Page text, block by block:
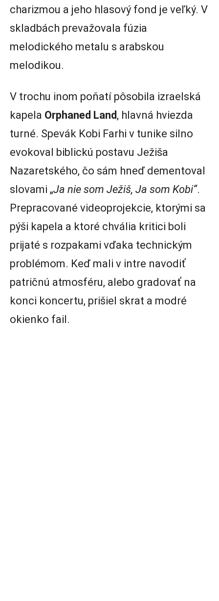
charizmou a jeho hlasový fond je veľký. V
skladbách prevažovala fúzia
melodického metalu s arabskou
melodikou.
V trochu inom poňatí pôsobila izraelská
kapela Orphaned Land, hlavná hviezda
turné. Spevák Kobi Farhi v tunike silno
evokoval biblickú postavu Ježiša
Nazaretského, čo sám hneď dementoval
slovami „Ja nie som Ježiš, Ja som Kobi“.
Prepracované videoprojekcie, ktorými sa
pýši kapela a ktoré chvália kritici boli
prijaté s rozpakami vďaka technickým
problémom. Keď mali v intre navodiť
patričnú atmosféru, alebo gradovať na
konci koncertu, prišiel skrat a modré
okienko fail.